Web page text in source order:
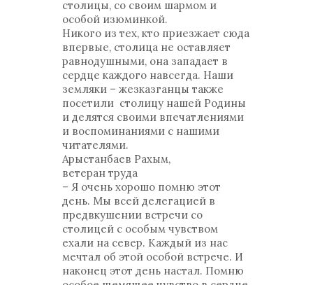
столицы, со своим шармом и
особой изюминкой.
Никого из тех, кто приезжает сюда
впервые, столица не оставляет
равнодушными, она западает в
сердце каждого навсегда. Наши
земляки – жезказганцы также
посетили столицу нашей Родины
и делятся своими впечатлениями
и воспоминаниями с нашими
читателями.
Арыстанбаев Рахым,
ветеран труда
– Я очень хорошо помню этот
день. Мы всей делегацией в
предвкушении встречи со
столицей с особым чувством
ехали на север. Каждый из нас
мечтал об этой особой встрече. И
наконец этот день настал. Помню